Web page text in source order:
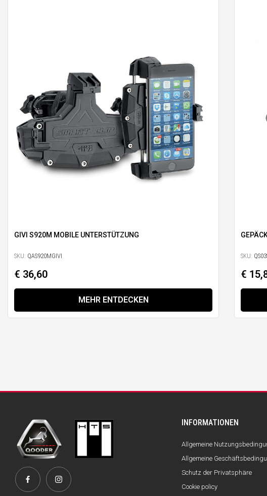
GIVI S920M MOBILE UNTERSTÜTZUNG
SKU: QAS920MGIVI
€ 36,60
MEHR ENTDECKEN
SKU:
€
INFORMATIONEN
Allgemeine
Allgemeine
Schutz der Privatsphäre
Cookie policy